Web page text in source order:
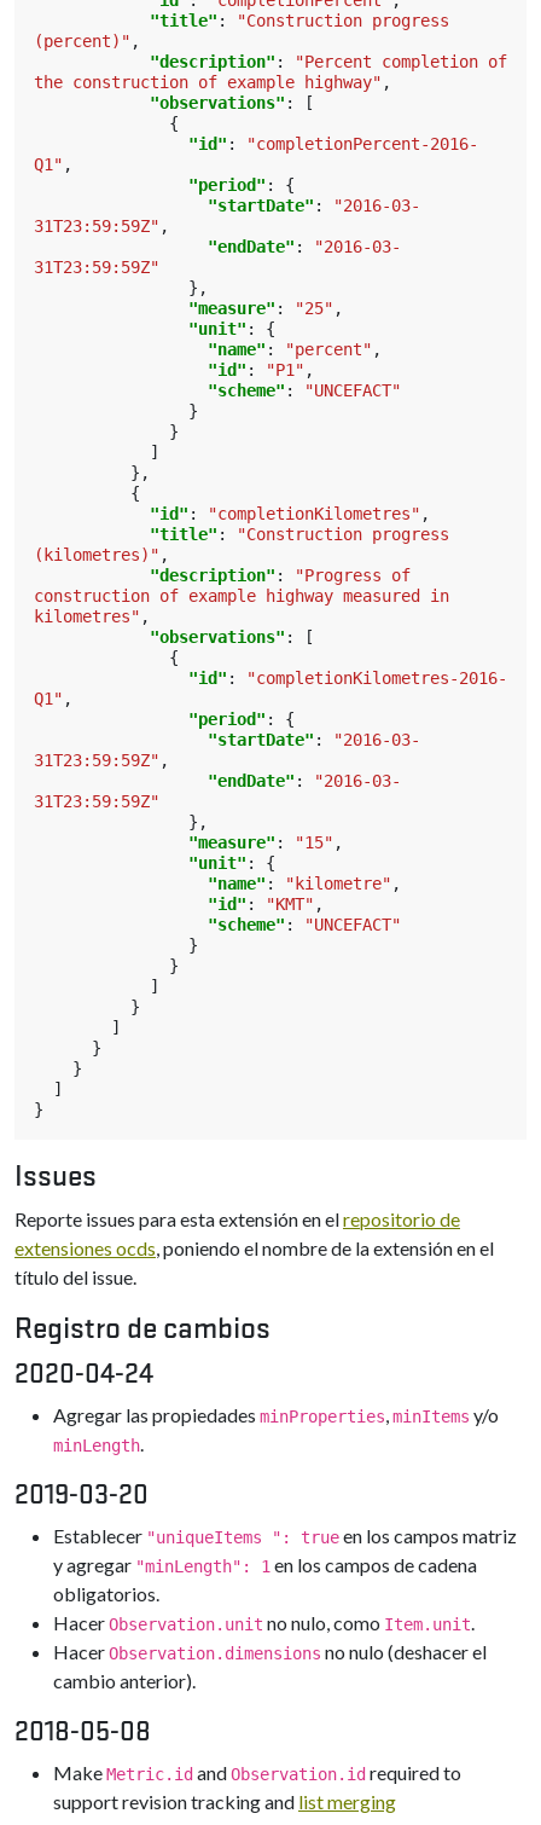
"title" :
"Construction progress
(percent)" ,
"description" :
"Percent completion of
the construction of example highway" ,
"observations" :
[
{
"id" :
"completionPercent-2016-
Q1" ,
"period" :
{
"startDate" :
"2016-03-
31T23:59:59Z" ,
"endDate" :
"2016-03-
31T23:59:59Z"
},
"measure" : "25" ,
"unit" :
{
"name" : "percent" ,
"id" : "P1" ,
"scheme" :
"UNCEFACT"
}
}
]
},
{
"id" : "completionKilometres" ,
"title" :
"Construction progress
(kilometres)" ,
"description" :
"Progress of
construction of example highway measured in
kilometres" ,
"observations" :
[
{
"id" :
"completionKilometres-2016-
Q1" ,
"period" :
{
"startDate" :
"2016-03-
31T23:59:59Z" ,
"endDate" :
"2016-03-
31T23:59:59Z"
},
"measure" : "15" ,
"unit" :
{
"name" : "kilometre" ,
"id" : "KMT" ,
"scheme" :
"UNCEFACT"
}
}
]
}
]
}
}
]
}
Issues
Reporte issues para esta extensión en elrepositorio de
extensiones ocds, poniendo el nombre de la extensión en el
título del issue.
Registro de cambios
2020-04-24
Agregar las propiedades minProperties,minItems y/o
minLength.
2019-03-20
Establecer "uniqueItems ": trueen los campos matriz
y agregar "minLength": 1 en los campos de cadena
obligatorios.
HacerObservation.unit no nulo, como Item.unit.
HacerObservation.dimensions no nulo (deshacer el
cambio anterior).
2018-05-08
MakeMetric.id andObservation.id required to
support revision tracking and list merging